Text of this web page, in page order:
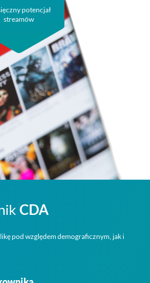
potencjał
streamów
CDA
pod względem demograficznym, jak i